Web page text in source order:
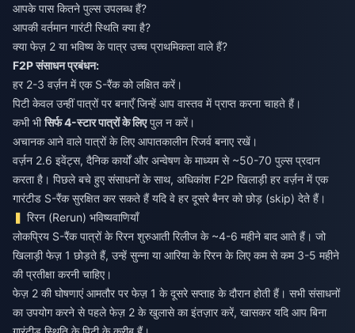
आपके पास कितने पुल्स उपलब्ध हैं?
आपकी वर्तमान गारंटी स्थिति क्या है?
क्या फेज़ 2 या भविष्य के पात्र उच्च प्राथमिकता वाले हैं?
F2P संसाधन प्रबंधन:
हर 2-3 वर्ज़न में एक S-रैंक को लक्षित करें।
पिटी केवल उन्हीं पात्रों पर बनाएँ जिन्हें आप वास्तव में प्राप्त करना चाहते हैं।
कभी भीसिर्फ 4-स्टार पात्रों के लिएपुल न करें।
अचानक आने वाले पात्रों के लिए आपातकालीन रिजर्व बनाए रखें।
वर्ज़न 2.6 इवेंट्स, दैनिक कार्यों और अन्वेषण के माध्यम से ~50-70 पुल्स प्रदान
करता है। पिछले बचे हुए संसाधनों के साथ, अधिकांश F2P खिलाड़ी हर वर्ज़न में एक
गारंटीड S-रैंक सुरक्षित कर सकते हैं यदि वे हर दूसरे बैनर को छोड़ (skip) देते हैं।
रिरन (Rerun) भविष्यवाणियाँ
लोकप्रिय S-रैंक पात्रों के रिरन शुरुआती रिलीज के ~4-6 महीने बाद आते हैं। जो
खिलाड़ी फेज़ 1 छोड़ते हैं, उन्हें सुन्ना या आरिया के रिरन के लिए कम से कम 3-5 महीने
की प्रतीक्षा करनी चाहिए।
फेज़ 2 की घोषणाएं आमतौर पर फेज़ 1 के दूसरे सप्ताह के दौरान होती हैं। सभी संसाधनों
का उपयोग करने से पहले फेज़ 2 के खुलासे का इंतज़ार करें, खासकर यदि आप बिना